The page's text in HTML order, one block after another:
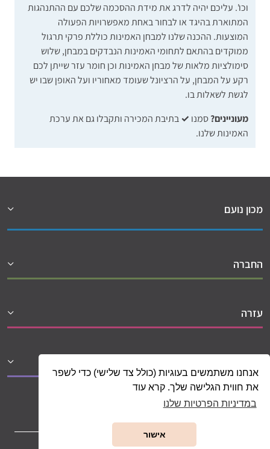
אנחנו משתמשים בעוגיות (כולל צד שלישי) כדי לשפר
את חווית הגלישה שלך. קרא עוד
במדיניות הפרטיות שלנו
אישור
וכו'. עליכם יהיה לדרג את מידת ההסכמה שלכם עם ההתנהגות
המתוארת בהיגד או לבחור באחת מאפשרויות הפעולה
המוצעות. ההכנה שלנו למבחן האמינות כוללת פרקי תרגול
ממוקדים בהתאם לתחומי האמינות הנבדקים במבחן, שלוש
סימולציות מלאות של מבחן האמינות וכן חומר עזר שייתן לכם
רקע על המבחן, על הרציונל שעומד מאחוריו ועל האופן שבו יש
לגשת לשאלות בו.
מעוניינים?סמנו ✓בתיבת המכירה ותקבלו גם את ערכת
האמינות שלנו.
מכון נועם
החברה
עזרה